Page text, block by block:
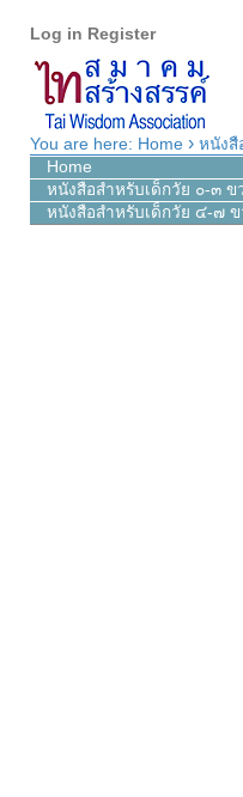
content.
Skip
to
navigation
tools
Log in Register
You are here: Home › หนังสื
Home
หนังสือสำหรับเด็กวัย ๐-๓ ข
หนังสือสำหรับเด็กวัย ๔-๗ ข